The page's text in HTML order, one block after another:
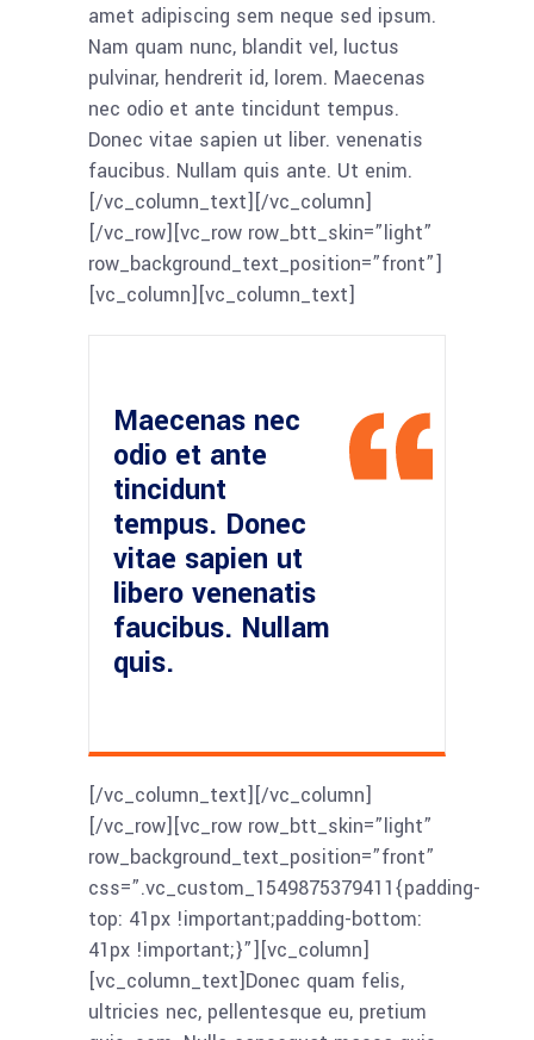
amet adipiscing sem neque sed ipsum.
Nam quam nunc, blandit vel, luctus
pulvinar, hendrerit id, lorem. Maecenas
nec odio et ante tincidunt tempus.
Donec vitae sapien ut liber. venenatis
faucibus. Nullam quis ante. Ut enim.
[/vc_column_text][/vc_column]
[/vc_row][vc_row row_btt_skin=”light”
row_background_text_position=”front”]
[vc_column][vc_column_text]
Maecenas nec
odio et ante
tincidunt
tempus. Donec
vitae sapien ut
libero venenatis
faucibus. Nullam
quis.
[/vc_column_text][/vc_column]
[/vc_row][vc_row row_btt_skin=”light”
row_background_text_position=”front”
css=”.vc_custom_1549875379411{padding-
top: 41px !important;padding-bottom:
41px !important;}”][vc_column]
[vc_column_text]Donec quam felis,
ultricies nec, pellentesque eu, pretium